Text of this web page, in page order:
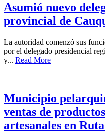
Asumió nuevo
provincial de
La autoridad comenzó sus
por el delegado presidencial
y... Read More
Municipio
ventas de
artesanales en